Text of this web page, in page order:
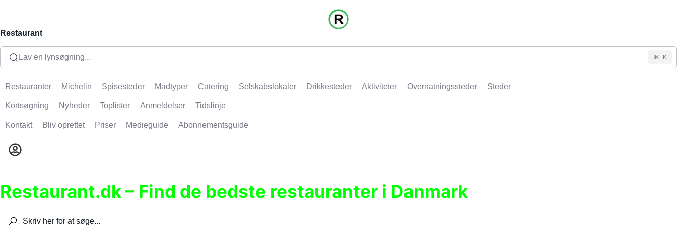
Restaurant
Lav en lynsøgning... ⌘+K
Restauranter Michelin Spisesteder Madtyper Catering Selskabslokaler Drikkesteder Aktiviteter Overnatningssteder Steder
Kortsøgning Nyheder Toplister Anmeldelser Tidslinje
Kontakt Bliv oprettet Priser Medieguide Abonnementsguide
Restaurant.dk – Find de bedste restauranter i Danmark